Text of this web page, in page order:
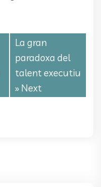
La gran
paradoxa del
talent executiu
» Next